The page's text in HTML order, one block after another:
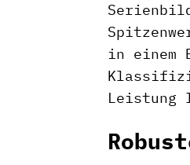
in einem
Leistung